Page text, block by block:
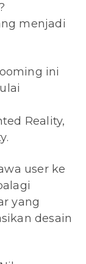
menjadi
ini
Reality,
user ke
yang
desain